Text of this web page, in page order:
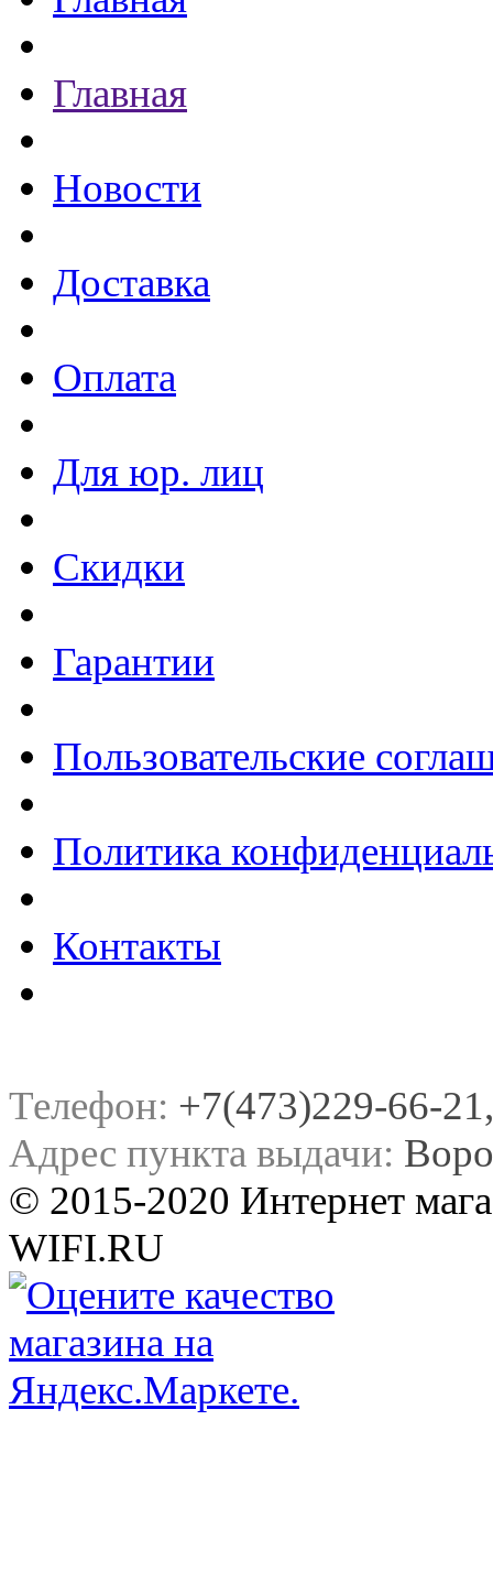
Главная
Новости
Доставка
Оплата
Для юр. лиц
Скидки
Гарантии
Пользовательские
Политика
Контакты
Телефон: +7(473)229-66-
Адрес пункта выдачи:
© 2015-2020 Интернет
WIFI.RU